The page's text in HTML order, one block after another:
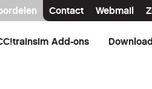
Contact Webmail
Add-ons